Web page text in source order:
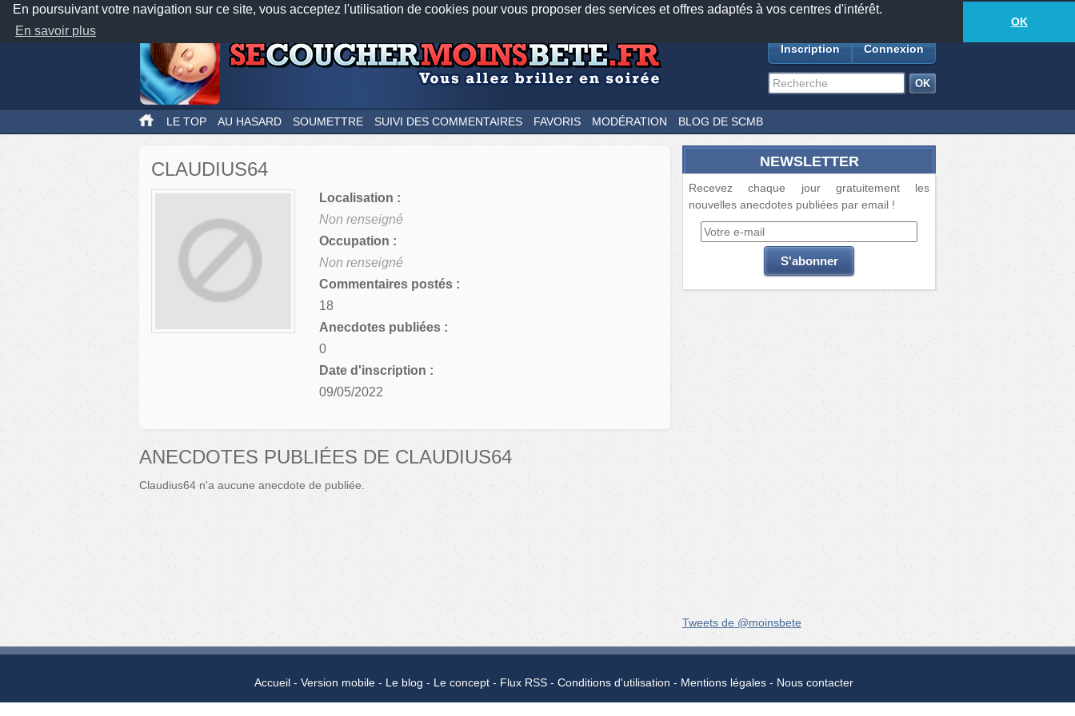
En poursuivant votre navigation sur ce site, vous acceptez l'utilisation de cookies pour vous proposer des services et offres adaptés à vos centres d'intérêt.
En savoir plus
OK
Nos applications mobiles Newsletter Facebook
TwitterFeeds18877anecdotes-333lecteurs connectés
Inscription Connexion
LE TOP AU HASARD SOUMETTRE SUIVI DES COMMENTAIRES FAVORIS MODÉRATION BLOG DE SCMB
CLAUDIUS64
Localisation :
Non renseigné
Occupation :
Non renseigné
Commentaires postés :
18
Anecdotes publiées :
0
Date d'inscription :
09/05/2022
ANECDOTES PUBLIÉES DE CLAUDIUS64
Claudius64 n'a aucune anecdote de publiée.
NEWSLETTER
Recevez chaque jour gratuitement les
nouvelles anecdotes publiées par email !
Tweets de @moinsbete
Accueil Version mobile Le blog Le concept Flux RSS Conditions d'utilisation Mentions légales Nous contacter